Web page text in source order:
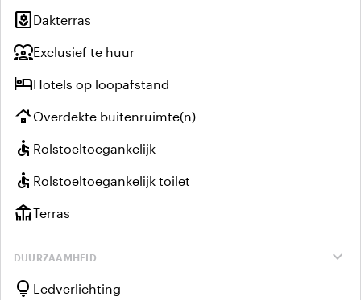
yardDakterras
diversity_1Exclusief te huur
hotelHotels op loopafstand
roofingOverdekte buitenruimte(n)
accessible Rolstoeltoegankelijk
accessible Rolstoeltoegankelijk toilet
deckTerras
expand_more
DUURZAAMHEID
lightbulb Ledverlichting